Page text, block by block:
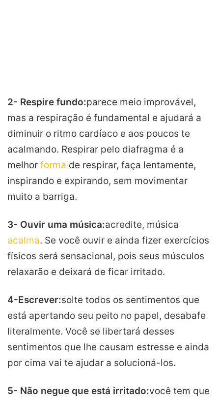
2- Respire fundo:parece meio improvável,
mas a respiração é fundamental e ajudará a
diminuir o ritmo cardíaco e aos poucos te
acalmando. Respirar pelo diafragma é a
melhor forma de respirar, faça lentamente,
inspirando e expirando, sem movimentar
muito a barriga.
3- Ouvir uma música:acredite, música
acalma. Se você ouvir e ainda fizer exercícios
físicos será sensacional, pois seus músculos
relaxarão e deixará de ficar irritado.
4-Escrever:solte todos os sentimentos que
está apertando seu peito no papel, desabafe
literalmente. Você se libertará desses
sentimentos que lhe causam estresse e ainda
por cima vai te ajudar a solucioná-los.
5- Não negue que está irritado:você tem que